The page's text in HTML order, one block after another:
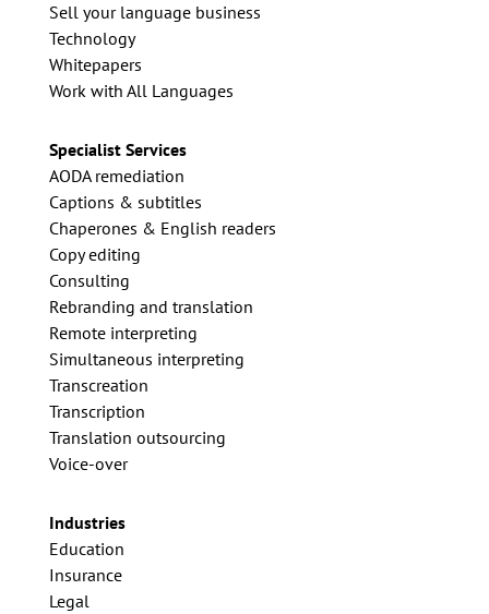
Sell your language business
Technology
Whitepapers
Work with All Languages
Specialist Services
AODA remediation
Captions & subtitles
Chaperones & English readers
Copy editing
Consulting
Rebranding and translation
Remote interpreting
Simultaneous interpreting
Transcreation
Transcription
Translation outsourcing
Voice-over
Industries
Education
Insurance
Legal